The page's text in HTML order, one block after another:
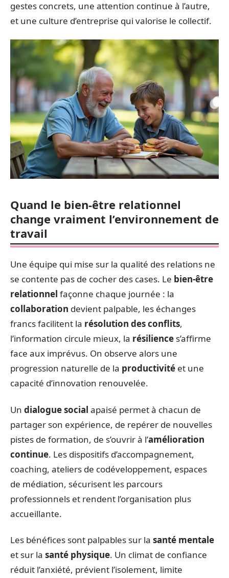
gestes concrets, une attention continue à l’autre,
et une culture d’entreprise qui valorise le collectif.
Quand le bien-être relationnel
change vraiment l’environnement de
travail
Une équipe qui mise sur la qualité des relations ne
se contente pas de cocher des cases. Le bien-être
relationnel façonne chaque journée : la
collaboration devient palpable, les échanges
francs facilitent la résolution des conflits,
l’information circule mieux, la résilience s’affirme
face aux imprévus. On observe alors une
progression naturelle de la productivité et une
capacité d’innovation renouvelée.
Un dialogue social apaisé permet à chacun de
partager son expérience, de repérer de nouvelles
pistes de formation, de s’ouvrir à l’amélioration
continue. Les dispositifs d’accompagnement,
coaching, ateliers de codéveloppement, espaces
de médiation, sécurisent les parcours
professionnels et rendent l’organisation plus
accueillante.
Les bénéfices sont palpables sur la santé mentale
et sur la santé physique. Un climat de confiance
réduit l’anxiété, prévient l’isolement, limite